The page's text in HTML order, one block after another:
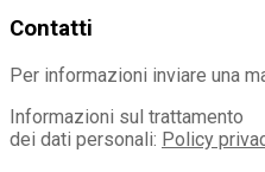
Contatti
Per informazioni inviare una
Informazioni sul trattamento
dei dati personali: Policy